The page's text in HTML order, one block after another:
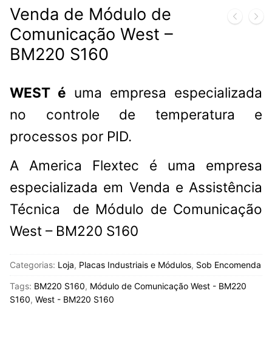
Venda de Módulo de
Comunicação West –
BM220 S160
WEST é uma empresa especializada
no controle de temperatura e
processos por PID.
A America Flextec é uma empresa
especializada em Venda e Assistência
Técnica de Módulo de Comunicação
West – BM220 S160
Categorias: Loja, Placas Industriais e Módulos, Sob Encomenda
Tags: BM220 S160, Módulo de Comunicação West - BM220
S160, West - BM220 S160